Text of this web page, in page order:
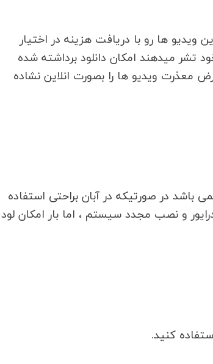
ها رو با دریافت هزینه در اختیار
تشر میدهند امکان دانلود برداشته شده
ویدیو ها را بصورت انلاین نشاده
باشد در صورتیکه در آبان براحتی استفاده
و نصب مجدد سیستم ، اما بار امکان لود
کنید.